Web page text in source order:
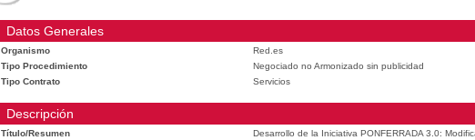
Datos Generales
Organismo
Red.es
Tipo Procedimiento
Negociado no Armonizado sin publicidad
Tipo Contrato
Servicios
Descripción
Título/Resumen
Desarrollo de la Iniciativa PONFERRADA 3.0: